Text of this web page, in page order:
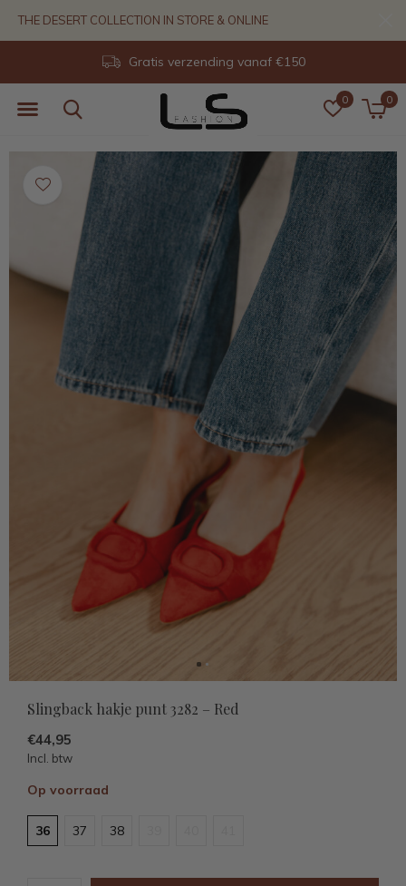
0 0
Gratis verzending vanaf €150
THE DESERT COLLECTION IN STORE & ONLINE
Slingback hakje punt 3282 – Red
€44,95
Incl. btw
Op voorraad
36 37 38